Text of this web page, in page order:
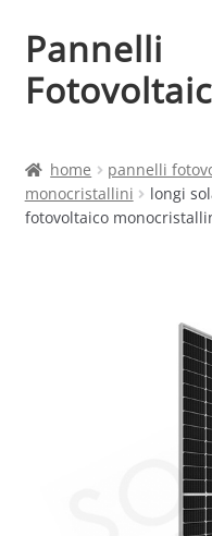
Vai
alla
navigazione
Vai
al
contenuto
Pannelli
Cart
home pannelli
monocristallini
longi
fotovoltaico